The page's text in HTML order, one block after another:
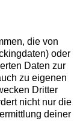
BH,
und
Busen
BH)
werden.
die von
oder
Daten zur
zu eigenen
Dritter
nicht nur die
deiner